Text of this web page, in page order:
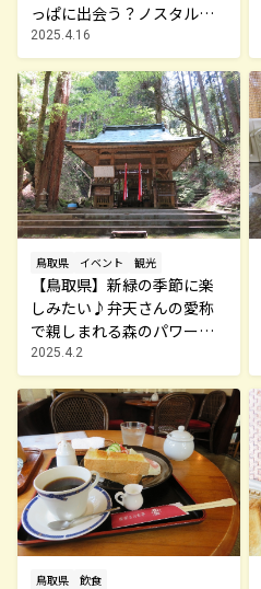
っぱに出会う？ノスタルジ
ック米子まち歩き♪
2025.4.16
鳥取県 イベント 観光
【鳥取県】新緑の季節に楽
しみたい♪弁天さんの愛称
で親しまれる森のパワース
ポット「江嶋神社」♪
2025.4.2
鳥取県 飲食